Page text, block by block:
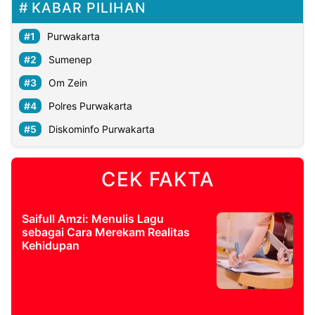
KABAR PILIHAN
Purwakarta
Sumenep
Om Zein
Polres Purwakarta
Diskominfo Purwakarta
CEK FAKTA
Saifull Amzi: Menulis Lagu
sebagai Cara Merekam Realitas
Kehidupan